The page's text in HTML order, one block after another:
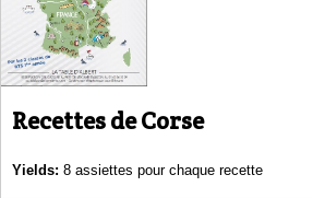
Recettes de Corse
Yields: 8 assiettes pour chaque recette